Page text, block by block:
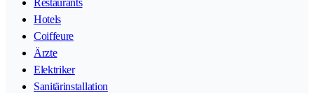
Hotels
Coiffeure
Ärzte
Elektriker
Sanitärinstallation